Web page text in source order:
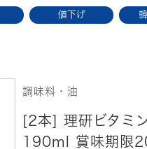
値下げ
調味料・油
[2本] 理研ビタミ
190ml 賞味期限